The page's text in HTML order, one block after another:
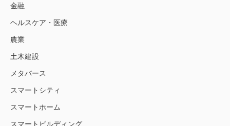
金融
ヘルスケア・医療
農業
土木建設
メタバース
スマートシティ
スマートホーム
スマートビルディング